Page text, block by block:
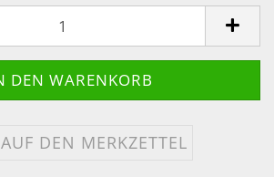
AUF DEN MERKZETTEL